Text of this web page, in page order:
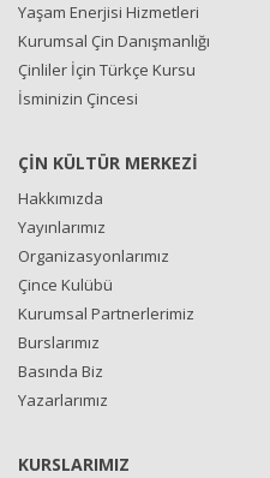
Yaşam Enerjisi Hizmetleri
Kurumsal Çin Danışmanlığı
Çinliler İçin Türkçe Kursu
İsminizin Çincesi
ÇİN KÜLTÜR MERKEZİ
Hakkımızda
Yayınlarımız
Organizasyonlarımız
Çince Kulübü
Kurumsal Partnerlerimiz
Burslarımız
Basında Biz
Yazarlarımız
KURSLARIMIZ